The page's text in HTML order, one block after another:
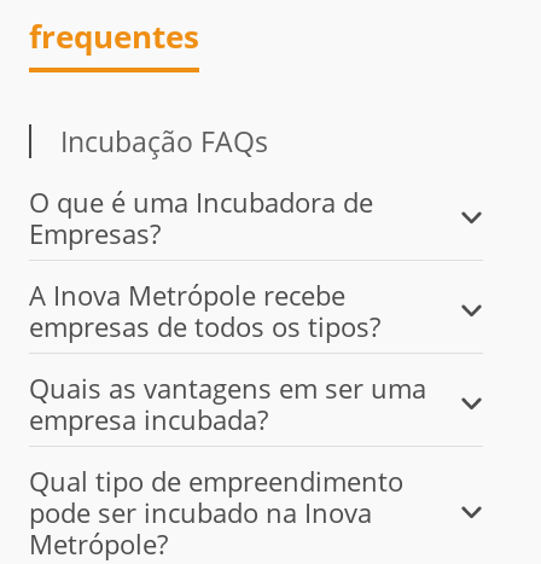
frequentes
Incubação FAQs
O que é uma Incubadora de
Empresas?
A Inova Metrópole recebe
empresas de todos os tipos?
Quais as vantagens em ser uma
empresa incubada?
Qual tipo de empreendimento
pode ser incubado na Inova
Metrópole?